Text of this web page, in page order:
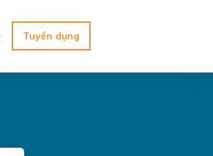
Tuyển dụng